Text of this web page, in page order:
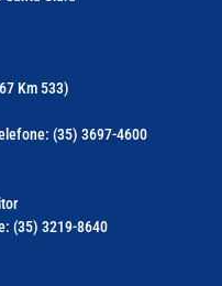
Km 533)
(35) 3697-4600
(35) 3219-8640